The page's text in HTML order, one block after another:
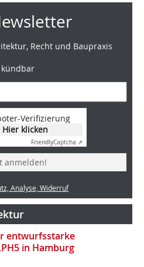
Recht und Baupraxis
Verifizierung
Hier klicken
FriendlyCaptcha ⇗
anmelden!
Analyse, Widerruf
entwurfsstarke
in Hamburg